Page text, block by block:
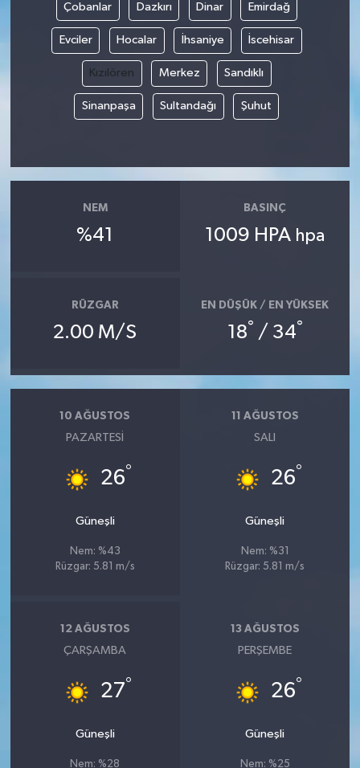
Çobanlar Dazkırı Dinar Emirdağ
Evciler Hocalar İhsaniye İscehisar
Kızılören Merkez Sandıklı
Sinanpaşa Sultandağı Şuhut
NEM
%41
BASINÇ
1009 HPA hpa
RÜZGAR
2.00 M/S
EN DÜŞÜK / EN YÜKSEK
18° / 34°
10 AĞUSTOS
PAZARTESI
26°
Güneşli
Nem: %43
Rüzgar: 5.81 m/s
11 AĞUSTOS
SALI
26°
Güneşli
Nem: %31
Rüzgar: 5.81 m/s
12 AĞUSTOS
ÇARŞAMBA
27°
Güneşli
Nem: %28
13 AĞUSTOS
PERŞEMBE
26°
Güneşli
Nem: %25